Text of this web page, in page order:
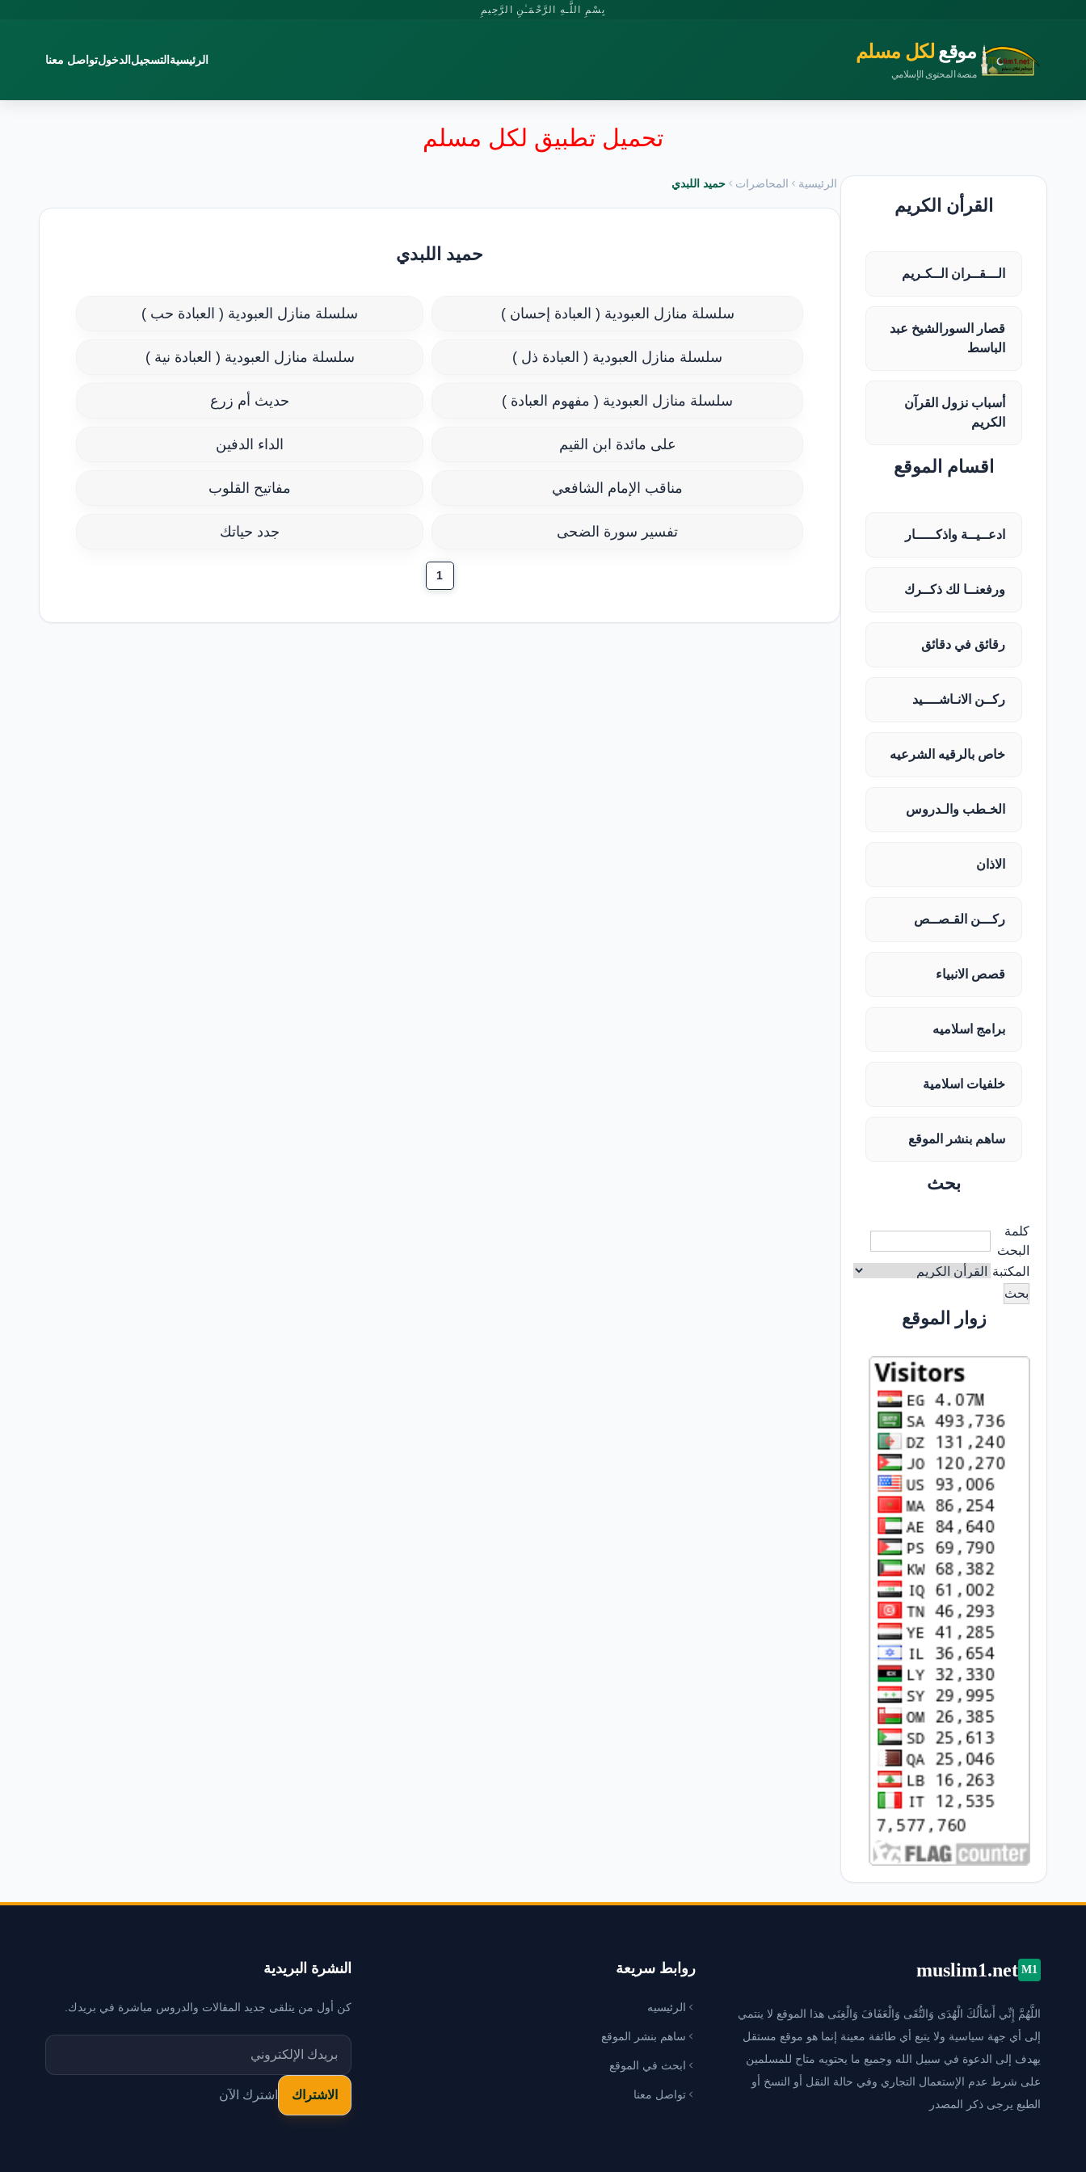
بِسْمِ اللَّـهِ الرَّحْمَـٰنِ الرَّحِيمِ
موقع لكل مسلم
منصة المحتوى الإسلامي
الرئيسية التسجيل الدخولتواصل معنا
تحميل تطبيق لكل مسلم
القرأن الكريم
الـــقــران الــكـريم
قصار السورالشيخ عبد
الباسط
أسباب نزول القرآن
الكريم
اقسام الموقع
ادعــيــة واذكـــــار
ورفعنــا لك ذكــرك
رقائق في دقائق
ركــن الانـاشــــيد
خاص بالرقيه الشرعيه
الخـطب والـدروس
الاذان
ركـــن القـصــص
قصص الانبياء
برامج اسلاميه
خلفيات اسلامية
ساهم بنشر الموقع
بحث
كلمة
البحث
المكتبة
زوار الموقع
الرئيسية المحاضرات حميد اللبدي
حميد اللبدي
سلسلة منازل العبودية ( العبادة إحسان ) سلسلة منازل العبودية ( العبادة حب )
سلسلة منازل العبودية ( العبادة ذل ) سلسلة منازل العبودية ( العبادة نية )
سلسلة منازل العبودية ( مفهوم العبادة ) حديث أم زرع
على مائدة ابن القيم الداء الدفين
مناقب الإمام الشافعي مفاتيح القلوب
تفسير سورة الضحى جدد حياتك
1
M1
muslim1.net
اللَّهُمَّ إِنِّي أَسْأَلُكَ الْهُدَى وَالتُّقَى وَالْعَفَافَ وَالْغِنَى هذا الموقع لا ينتمي
إلى أي جهة سياسية ولا يتبع أي طائفة معينة إنما هو موقع مستقل
يهدف إلى الدعوة في سبيل الله وجميع ما يحتويه متاح للمسلمين
على شرط عدم الإستعمال التجاري وفي حالة النقل أو النسخ أو
الطبع يرجى ذكر المصدر
روابط سريعة
الرئيسيه
ساهم بنشر الموقع
ابحث في الموقع
تواصل معنا
النشرة البريدية
كن أول من يتلقى جديد المقالات والدروس مباشرة في بريدك.
اشترك الآن